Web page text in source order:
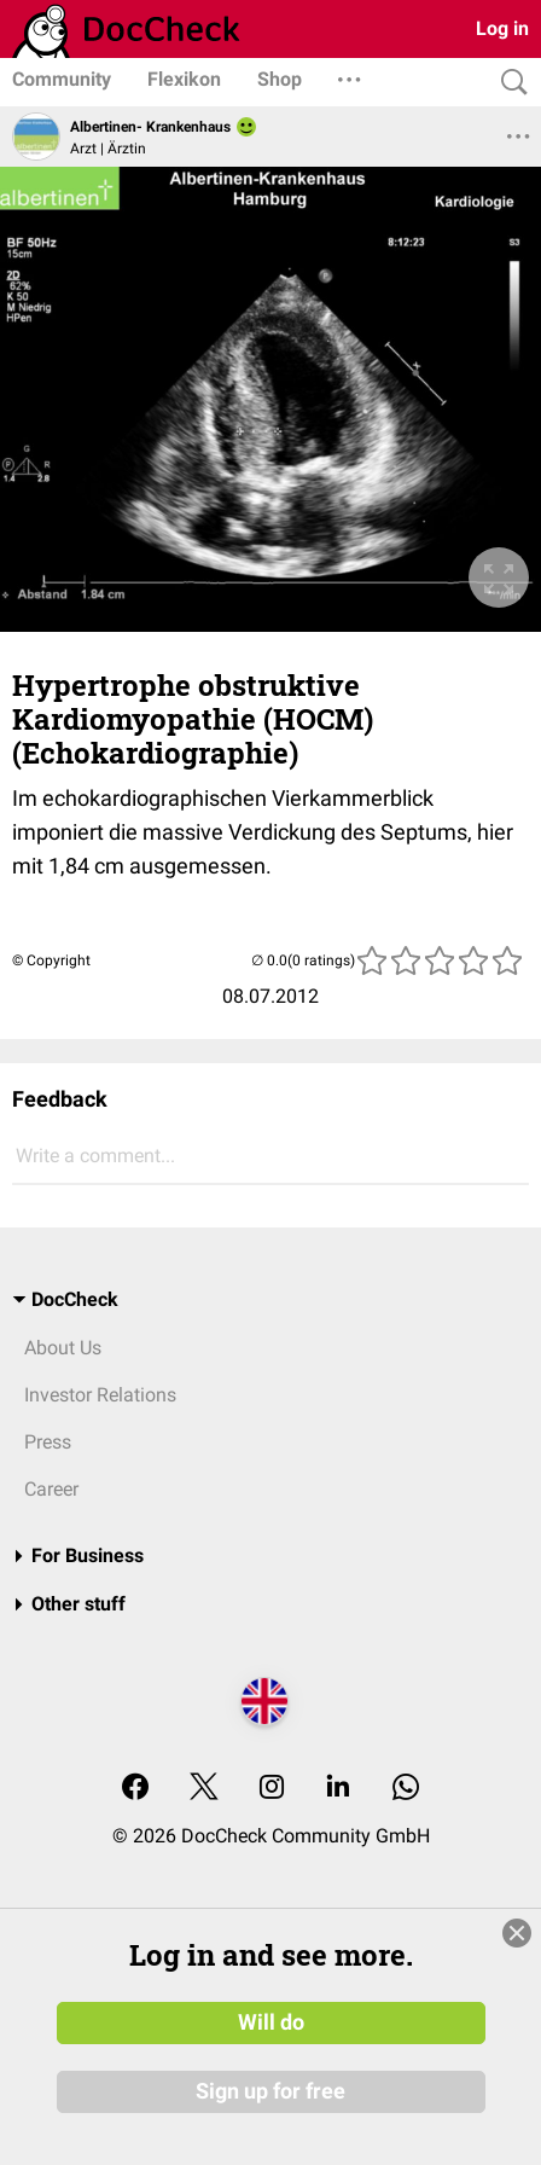
Log in
Community Flexikon Shop
Albertinen- Krankenhaus
Arzt | Ärztin
Hypertrophe obstruktive
Kardiomyopathie (HOCM)
(Echokardiographie)
Im echokardiographischen Vierkammerblick
imponiert die massive Verdickung des Septums, hier
mit 1,84 cm ausgemessen.
© Copyright
08.07.2012
(0 ratings)
Feedback
Write a comment...
DocCheck
About Us
Investor Relations
Press
Career
For Business
Other stuff
© 2026 DocCheck Community GmbH
Log in and see more.
Will do
Sign up for free